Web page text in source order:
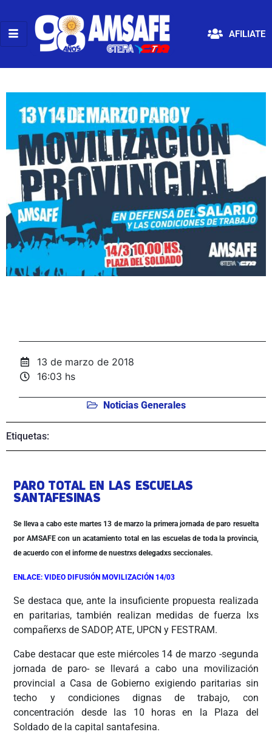
AFILIATE
13 de marzo de 2018
16:03 hs
Noticias Generales
Etiquetas:
PARO TOTAL EN LAS ESCUELAS
SANTAFESINAS
Se lleva a cabo este martes 13 de marzo la primera jornada de paro resuelta
por AMSAFE con un acatamiento total en las escuelas de toda la provincia,
de acuerdo con el informe de nuestrxs delegadxs seccionales.
ENLACE: VIDEO DIFUSIÓN MOVILIZACIÓN 14/03
Se destaca que, ante la insuficiente propuesta realizada
en paritarias, también realizan medidas de fuerza lxs
compañerxs de SADOP, ATE, UPCN y FESTRAM.
Cabe destacar que este miércoles 14 de marzo -segunda
jornada de paro- se llevará a cabo una movilización
provincial a Casa de Gobierno exigiendo paritarias sin
techo y condiciones dignas de trabajo, con
concentración desde las 10 horas en la Plaza del
Soldado de la capital santafesina.